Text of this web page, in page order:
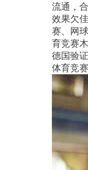
流通，
效果欠
赛、网
育竞赛
德国验
体育竞